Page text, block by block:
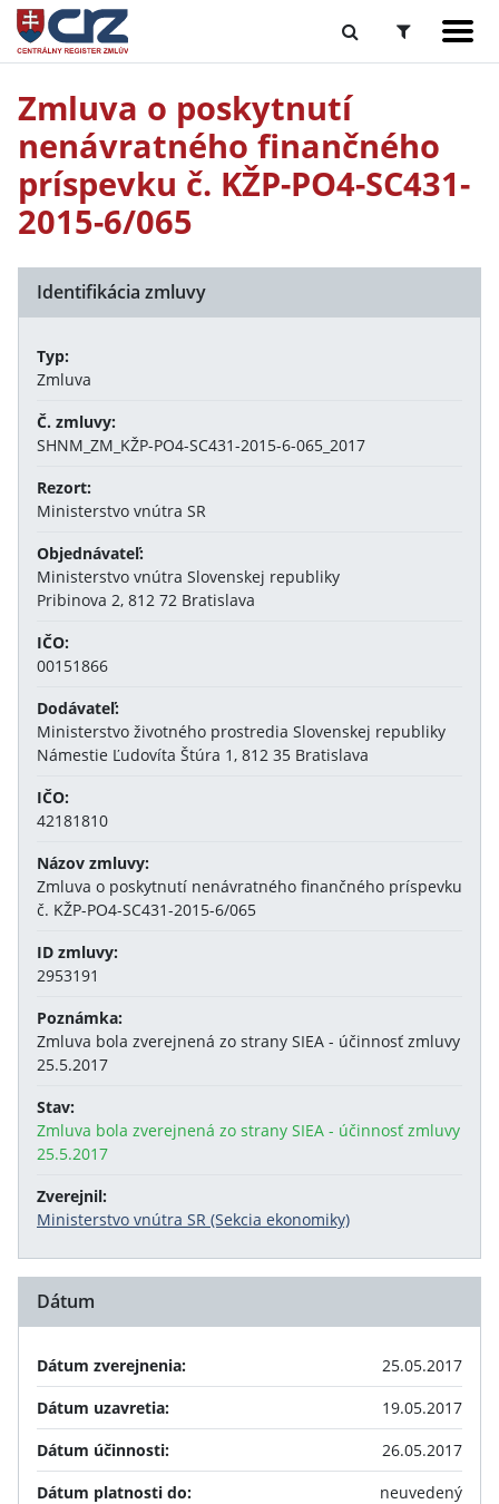
Zmluva o poskytnutí
nenávratného finančného
príspevku č. KŽP-PO4-SC431-
2015-6/065
Identifikácia zmluvy
Typ:
Zmluva
Č. zmluvy:
SHNM_ZM_KŽP-PO4-SC431-2015-6-065_2017
Rezort:
Ministerstvo vnútra SR
Objednávateľ:
Ministerstvo vnútra Slovenskej republiky
Pribinova 2, 812 72 Bratislava
IČO:
00151866
Dodávateľ:
Ministerstvo životného prostredia Slovenskej republiky
Námestie Ľudovíta Štúra 1, 812 35 Bratislava
IČO:
42181810
Názov zmluvy:
Zmluva o poskytnutí nenávratného finančného príspevku
č. KŽP-PO4-SC431-2015-6/065
ID zmluvy:
2953191
Poznámka:
Zmluva bola zverejnená zo strany SIEA - účinnosť zmluvy
25.5.2017
Stav:
Zmluva bola zverejnená zo strany SIEA - účinnosť zmluvy
25.5.2017
Zverejnil:
Ministerstvo vnútra SR (Sekcia ekonomiky)
Dátum
Dátum zverejnenia:
25.05.2017
Dátum uzavretia:
19.05.2017
Dátum účinnosti:
26.05.2017
Dátum platnosti do:
neuvedený